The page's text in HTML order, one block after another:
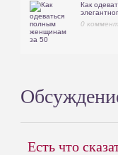
Как
0
Есть что